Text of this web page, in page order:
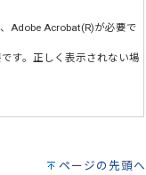
Adobe Acrobat(R)が必要で
す。正しく表示されない場
ページの先頭へ